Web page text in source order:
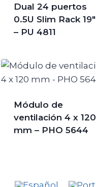
Dual 24 puertos
0.5U Slim Rack 19″
– PU 4811
Módulo de
ventilación 4 x 120
mm – PHO 5644